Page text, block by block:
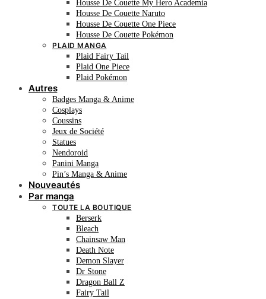
Housse De Couette My Hero Academia
Housse De Couette Naruto
Housse De Couette One Piece
Housse De Couette Pokémon
PLAID MANGA
Plaid Fairy Tail
Plaid One Piece
Plaid Pokémon
Autres
Badges Manga & Anime
Cosplays
Coussins
Jeux de Société
Statues
Nendoroid
Panini Manga
Pin’s Manga & Anime
Nouveautés
Par manga
TOUTE LA BOUTIQUE
Berserk
Bleach
Chainsaw Man
Death Note
Demon Slayer
Dr Stone
Dragon Ball Z
Fairy Tail